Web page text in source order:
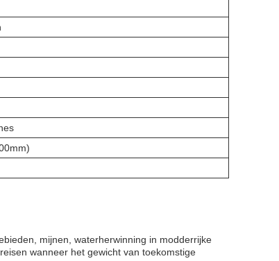
mijnen, waterherwinning in modderrijke
wanneer het gewicht van toekomstige